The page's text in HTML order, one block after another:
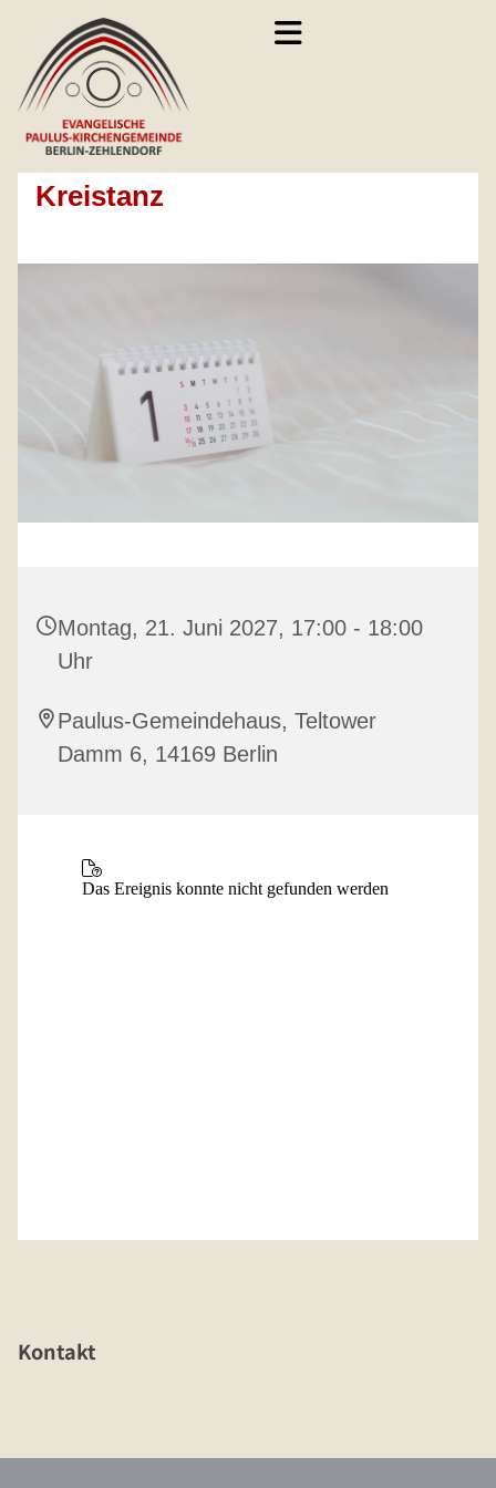
Kreistanz
Montag, 21. Juni 2027, 17:00 - 18:00
Uhr
Paulus-Gemeindehaus, Teltower
Damm 6, 14169 Berlin
Kontakt